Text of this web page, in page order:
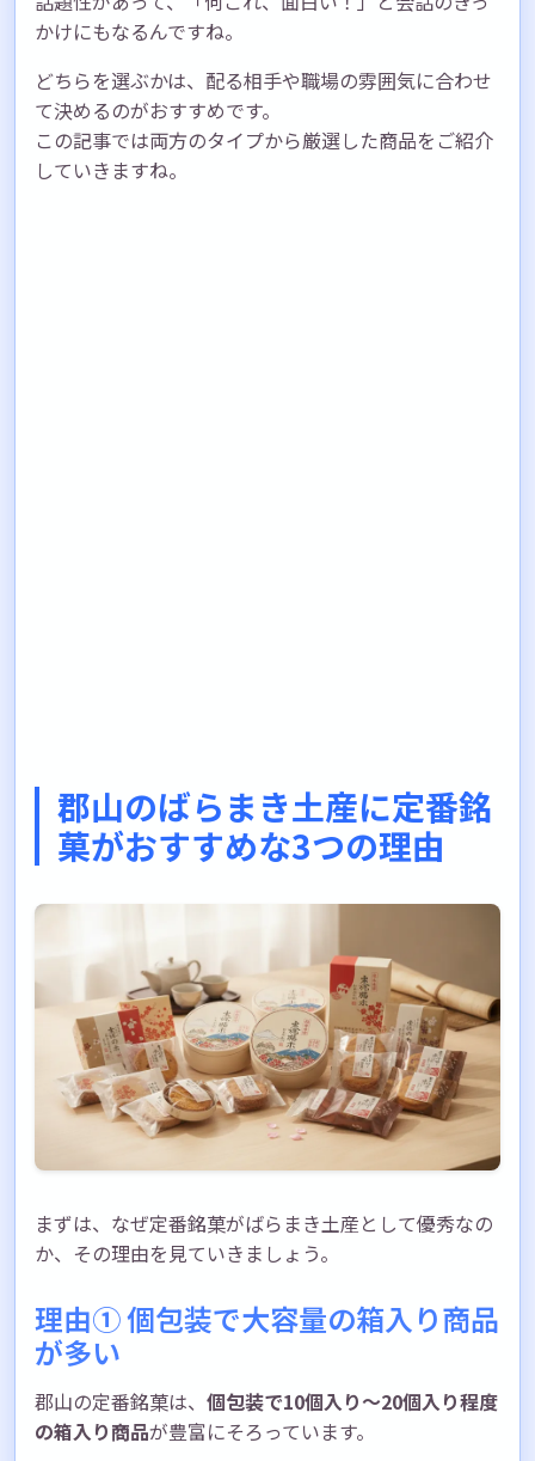
かけにもなるんですね。
どちらを選ぶかは、配る相手や職場の雰囲気に合わせ
て決めるのがおすすめです。
この記事では両方のタイプから厳選した商品をご紹介
していきますね。
郡山のばらまき土産に定番銘
菓がおすすめな3つの理由
まずは、なぜ定番銘菓がばらまき土産として優秀なの
か、その理由を見ていきましょう。
理由① 個包装で大容量の箱入り商品
が多い
郡山の定番銘菓は、 個包装で10個入り〜20個入り程度
の箱入り商品が豊富にそろっています。